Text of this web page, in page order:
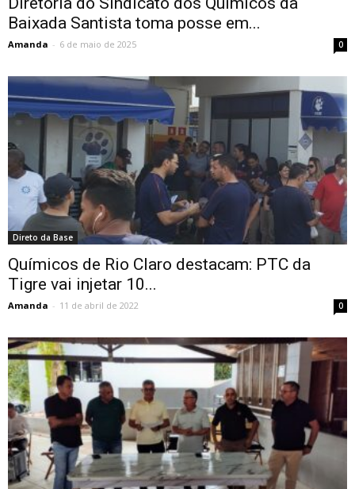
Baixada Santista toma posse em...
Amanda - 6 de maio de 2025 0
Direto da Base
Químicos de Rio Claro destacam: PTC da
Tigre vai injetar 10...
Amanda - 11 de abril de 2022 0